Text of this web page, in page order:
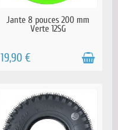
EN STOCK
Jante 8 pouces 200 mm
Verte 12SG
19,90 €